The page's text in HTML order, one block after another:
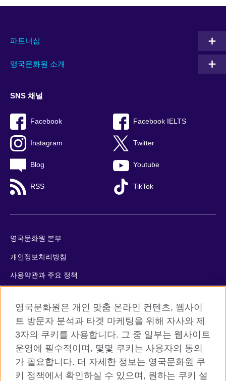
파트너십
영국문화원 소개
SNS 채널
Facebook Facebook IELTS
Instagram Twitter
Blog Youtube
RSS TikTok
영국문화원 본부
개인정보처리방침
사용약관과 주요 정책
사이트맵
© 2026 British Council
The United Kingdom’s international organisation for cultural
relations and educational opportunities. A registered charity:
영국문화원은 개인 맞춤 온라인 컨텐츠, 웹사이
트 방문자 분석과 타겟 마케팅을 위해 자사와 제
3자의 쿠키를 사용합니다. 그 중 일부는 웹사이트
운영에 필수적이며, 몇몇 쿠키는 사용자의 동의
가 필요합니다. 더 자세한 정보는 영국문화원 쿠
키 정책에서 확인하실 수 있으며, 원하는 쿠키 설